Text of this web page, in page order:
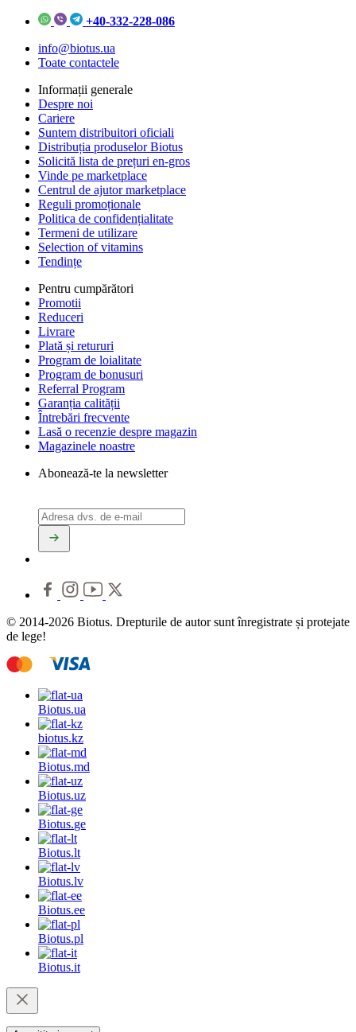
+40-332-228-086
info@biotus.ua
Toate contactele
Informații generale
Despre noi
Cariere
Suntem distribuitori oficiali
Distribuția produselor Biotus
Solicită lista de prețuri en-gros
Vinde pe marketplace
Centrul de ajutor marketplace
Reguli promoționale
Politica de confidențialitate
Termeni de utilizare
Selection of vitamins
Tendințe
Pentru cumpărători
Promotii
Reduceri
Livrare
Plată și retururi
Program de loialitate
Program de bonusuri
Referral Program
Garanția calității
Întrebări frecvente
Lasă o recenzie despre magazin
Magazinele noastre
Abonează-te la newsletter
© 2014-2026 Biotus. Drepturile de autor sunt înregistrate și protejate
de lege!
Biotus.ua
biotus.kz
Biotus.md
Biotus.uz
Biotus.ge
Biotus.lt
Biotus.lv
Biotus.ee
Biotus.pl
Biotus.it